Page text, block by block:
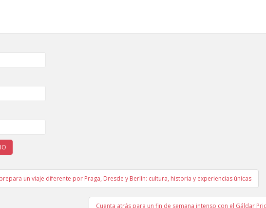
de entradas
un viaje diferente por Praga, Dresde y Berlín: cultura, historia y experiencias únicas
Cuenta atrás para un fin de semana intenso con el Gáldar